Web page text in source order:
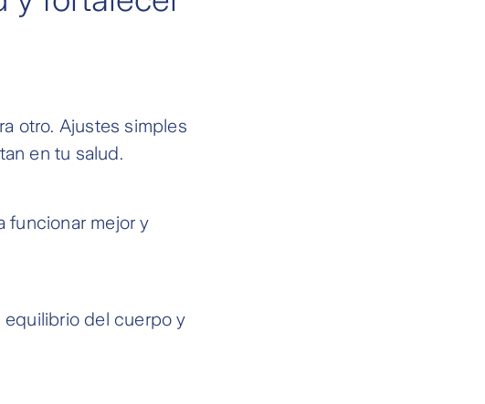
otro. Ajustes simples
en tu salud.
funcionar mejor y
equilibrio del cuerpo y